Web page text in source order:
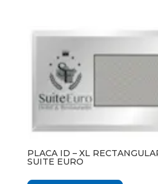
PLACA ID – XL
SUITE EURO